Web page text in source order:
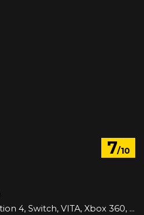
7/10
PC, PlayStation 3, PlayStation 4, Switch, VITA, Xbox 360, iOS